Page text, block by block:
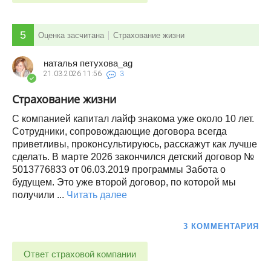
5 Оценка засчитана Страхование жизни
наталья петухова_ag
21.03.2026 11:56 3
Страхование жизни
С компанией капитал лайф знакома уже около 10 лет.
Сотрудники, сопровождающие договора всегда
приветливы, проконсультируюсь, расскажут как лучше
сделать. В марте 2026 закончился детский договор №
5013776833 от 06.03.2019 программы Забота о
будущем. Это уже второй договор, по которой мы
получили ... Читать далее
3 КОММЕНТАРИЯ
Ответ страховой компании